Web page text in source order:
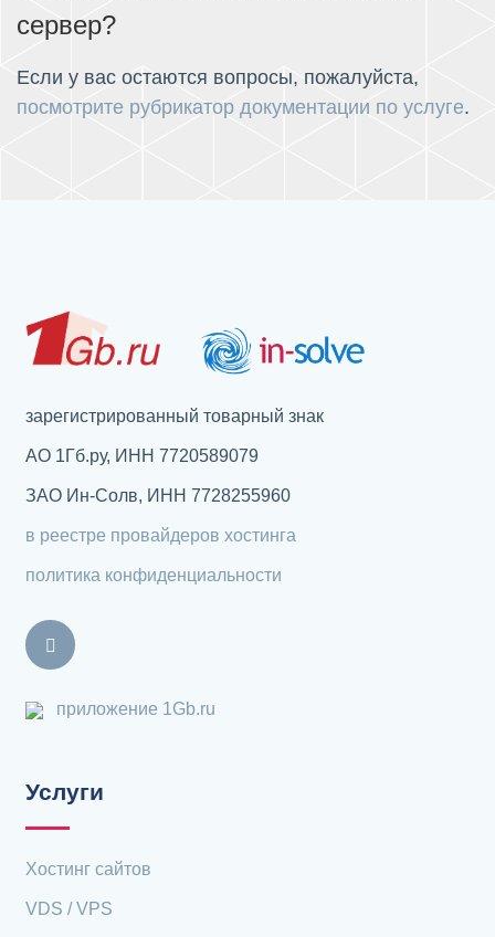
сервер?
Если у вас остаются вопросы, пожалуйста,
посмотрите рубрикатор документации по услуге.
зарегистрированный товарный знак
АО 1Гб.ру, ИНН 7720589079
ЗАО Ин-Солв, ИНН 7728255960
в реестре провайдеров хостинга
политика конфиденциальности
приложение 1Gb.ru
Услуги
Хостинг сайтов
VDS / VPS